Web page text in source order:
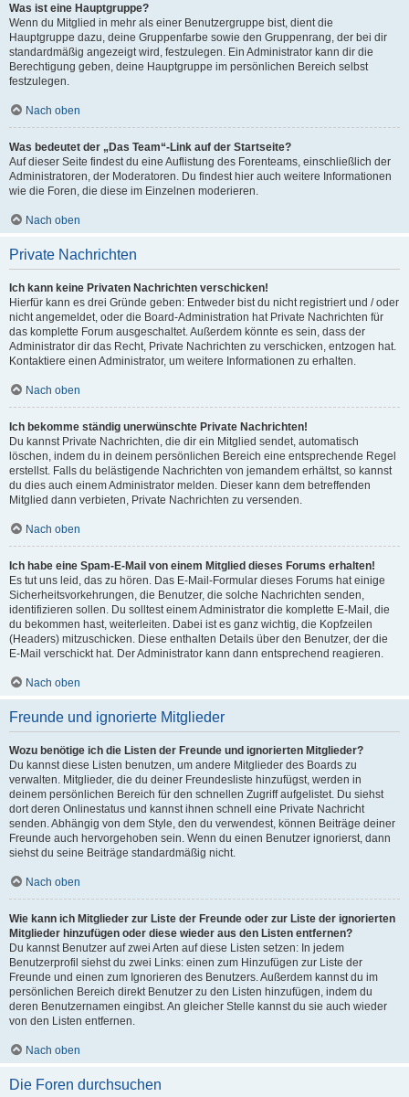
Was ist eine Hauptgruppe?
Wenn du Mitglied in mehr als einer Benutzergruppe bist, dient die
Hauptgruppe dazu, deine Gruppenfarbe sowie den Gruppenrang, der bei dir
standardmäßig angezeigt wird, festzulegen. Ein Administrator kann dir die
Berechtigung geben, deine Hauptgruppe im persönlichen Bereich selbst
festzulegen.
Nach oben
Was bedeutet der „Das Team“-Link auf der Startseite?
Auf dieser Seite findest du eine Auflistung des Forenteams, einschließlich der
Administratoren, der Moderatoren. Du findest hier auch weitere Informationen
wie die Foren, die diese im Einzelnen moderieren.
Nach oben
Private Nachrichten
Ich kann keine Privaten Nachrichten verschicken!
Hierfür kann es drei Gründe geben: Entweder bist du nicht registriert und / oder
nicht angemeldet, oder die Board-Administration hat Private Nachrichten für
das komplette Forum ausgeschaltet. Außerdem könnte es sein, dass der
Administrator dir das Recht, Private Nachrichten zu verschicken, entzogen hat.
Kontaktiere einen Administrator, um weitere Informationen zu erhalten.
Nach oben
Ich bekomme ständig unerwünschte Private Nachrichten!
Du kannst Private Nachrichten, die dir ein Mitglied sendet, automatisch
löschen, indem du in deinem persönlichen Bereich eine entsprechende Regel
erstellst. Falls du belästigende Nachrichten von jemandem erhältst, so kannst
du dies auch einem Administrator melden. Dieser kann dem betreffenden
Mitglied dann verbieten, Private Nachrichten zu versenden.
Nach oben
Ich habe eine Spam-E-Mail von einem Mitglied dieses Forums erhalten!
Es tut uns leid, das zu hören. Das E-Mail-Formular dieses Forums hat einige
Sicherheitsvorkehrungen, die Benutzer, die solche Nachrichten senden,
identifizieren sollen. Du solltest einem Administrator die komplette E-Mail, die
du bekommen hast, weiterleiten. Dabei ist es ganz wichtig, die Kopfzeilen
(Headers) mitzuschicken. Diese enthalten Details über den Benutzer, der die
E-Mail verschickt hat. Der Administrator kann dann entsprechend reagieren.
Nach oben
Freunde und ignorierte Mitglieder
Wozu benötige ich die Listen der Freunde und ignorierten Mitglieder?
Du kannst diese Listen benutzen, um andere Mitglieder des Boards zu
verwalten. Mitglieder, die du deiner Freundesliste hinzufügst, werden in
deinem persönlichen Bereich für den schnellen Zugriff aufgelistet. Du siehst
dort deren Onlinestatus und kannst ihnen schnell eine Private Nachricht
senden. Abhängig von dem Style, den du verwendest, können Beiträge deiner
Freunde auch hervorgehoben sein. Wenn du einen Benutzer ignorierst, dann
siehst du seine Beiträge standardmäßig nicht.
Nach oben
Wie kann ich Mitglieder zur Liste der Freunde oder zur Liste der ignorierten
Mitglieder hinzufügen oder diese wieder aus den Listen entfernen?
Du kannst Benutzer auf zwei Arten auf diese Listen setzen: In jedem
Benutzerprofil siehst du zwei Links: einen zum Hinzufügen zur Liste der
Freunde und einen zum Ignorieren des Benutzers. Außerdem kannst du im
persönlichen Bereich direkt Benutzer zu den Listen hinzufügen, indem du
deren Benutzernamen eingibst. An gleicher Stelle kannst du sie auch wieder
von den Listen entfernen.
Nach oben
Die Foren durchsuchen